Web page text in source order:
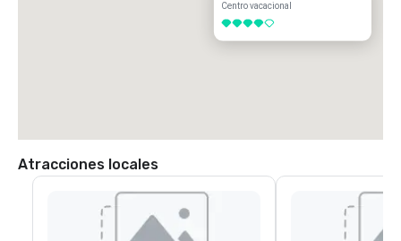
Centro vacacional
4 de 5
Atracciones locales